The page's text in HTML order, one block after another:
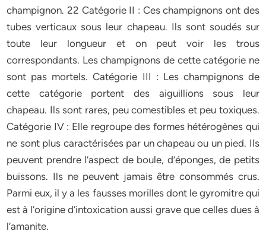
champignon. 22 Catégorie II : Ces champignons ont des
tubes verticaux sous leur chapeau. Ils sont soudés sur
toute leur longueur et on peut voir les trous
correspondants. Les champignons de cette catégorie ne
sont pas mortels. Catégorie III : Les champignons de
cette catégorie portent des aiguillions sous leur
chapeau. Ils sont rares, peu comestibles et peu toxiques.
Catégorie IV : Elle regroupe des formes hétérogènes qui
ne sont plus caractérisées par un chapeau ou un pied. Ils
peuvent prendre l’aspect de boule, d’éponges, de petits
buissons. Ils ne peuvent jamais être consommés crus.
Parmi eux, il y a les fausses morilles dont le gyromitre qui
est à l’origine d’intoxication aussi grave que celles dues à
l’amanite.